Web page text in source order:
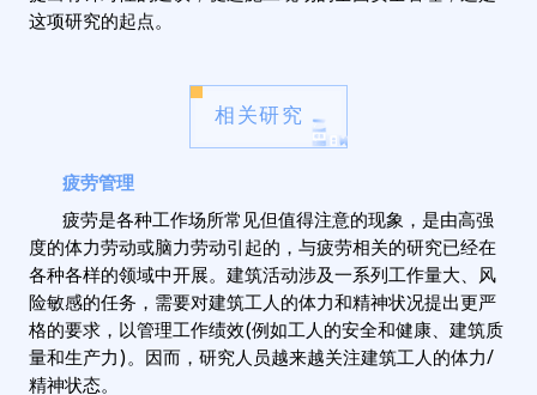
这项研究的起点。
相关研究
疲劳管理
疲劳是各种工作场所常见但值得注意的现象，是由高强
度的体力劳动或脑力劳动引起的，与疲劳相关的研究已经在
各种各样的领域中开展。建筑活动涉及一系列工作量大、风
险敏感的任务，需要对建筑工人的体力和精神状况提出更严
格的要求，以管理工作绩效(例如工人的安全和健康、建筑质
量和生产力)。因而，研究人员越来越关注建筑工人的体力/
精神状态。